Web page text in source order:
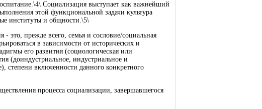
Социализация выступает как важнейший
этой функциональной задачи культура
институты и общности.\5\
это, прежде всего, семья и сословие/социальная
в зависимости от исторических и
его развития (социологическая или
(доиндустриальное, индустриальное и
степени включенности данного конкретного
процесса социализации, завершавшегося